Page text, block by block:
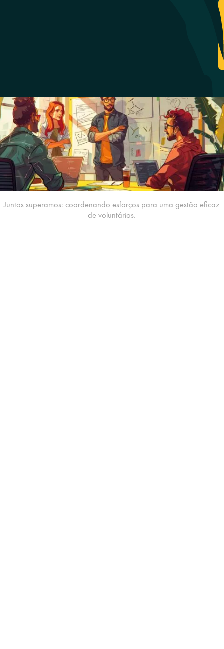
Juntos superamos: coordenando esforços para uma gestão eficaz
de voluntários.